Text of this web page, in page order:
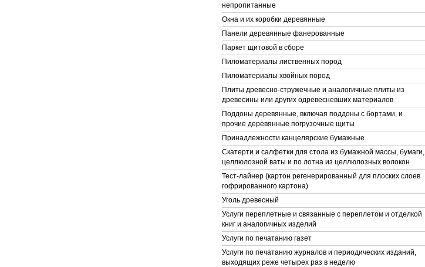
непропитанные
Окна и их коробки деревянные
Панели деревянные фанерованные
Паркет щитовой в сборе
Пиломатериалы лиственных пород
Пиломатериалы хвойных пород
Плиты древесно-стружечные и аналогичные плиты из
древесины или других одревесневших материалов
Поддоны деревянные, включая поддоны с бортами, и
прочие деревянные погрузочные щиты
Принадлежности канцелярские бумажные
Скатерти и салфетки для стола из бумажной массы, бумаги,
целлюлозной ваты и по лотна из целлюлозных волокон
Тест-лайнер (картон регенерированный для плоских слоев
гофрированного картона)
Уголь древесный
Услуги переплетные и связанные с переплетом и отделкой
книг и аналогичных изделий
Услуги по печатанию газет
Услуги по печатанию журналов и периодических изданий,
выходящих реже четырех раз в неделю